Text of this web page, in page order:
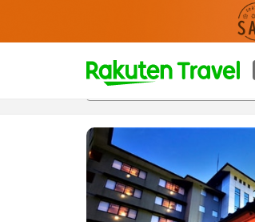
t
p
a
g
e
_
s
概覽房間及住宿方案 評價特色設施